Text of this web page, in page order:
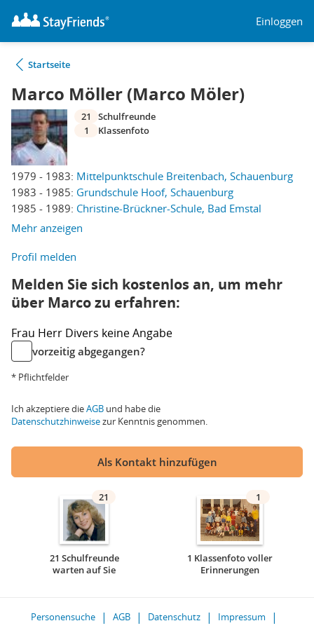
Einloggen
Startseite
Marco Möller (Marco Möler)
1979 - 1983: Mittelpunktschule Breitenbach, Schauenburg
1983 - 1985: Grundschule Hoof, Schauenburg
1985 - 1989: Christine-Brückner-Schule, Bad Emstal
Mehr anzeigen
21
Schulfreunde
1
Klassenfoto
Profil melden
Melden Sie sich kostenlos an, um mehr
über Marco zu erfahren:
Frau Herr Divers keine Angabe
vorzeitig abgegangen?
* Pflichtfelder
Ich akzeptiere dieAGB und habe die
Datenschutzhinweisezur Kenntnis genommen.
Als Kontakt hinzufügen
21
21 Schulfreunde
warten auf Sie
1
1 Klassenfoto voller
Erinnerungen
Personensuche AGB Datenschutz
Impressum